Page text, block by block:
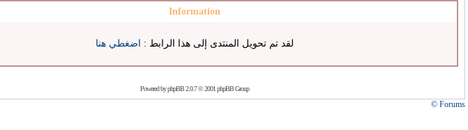
Information
لقد تم تحويل المنتدى إلى هذا الرابط : اضغطي هنا
Powered byphpBB2.0.7 © 2001 phpBB Group
Forums ©